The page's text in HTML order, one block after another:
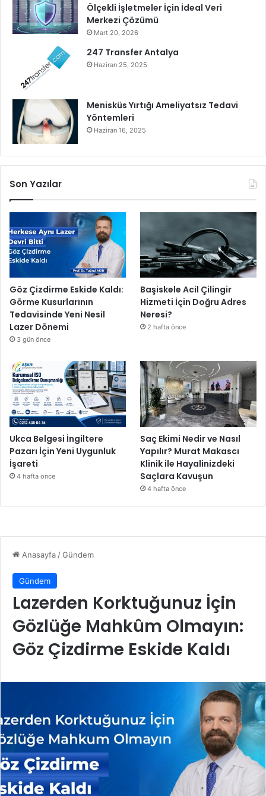
Ölçekli İşletmeler İçin İdeal Veri
Merkezi Çözümü
Mart 20, 2026
247 Transfer Antalya
Haziran 25, 2025
Menisküs Yırtığı Ameliyatsız Tedavi
Yöntemleri
Haziran 16, 2025
Son Yazılar
Göz Çizdirme Eskide Kaldı:
Görme Kusurlarının
Tedavisinde Yeni Nesil
Lazer Dönemi
3 gün önce
Başiskele Acil Çilingir
Hizmeti İçin Doğru Adres
Neresi?
2 hafta önce
Ukca Belgesi İngiltere
Pazarı İçin Yeni Uygunluk
İşareti
4 hafta önce
Saç Ekimi Nedir ve Nasıl
Yapılır? Murat Makascı
Klinik ile Hayalinizdeki
Saçlara Kavuşun
4 hafta önce